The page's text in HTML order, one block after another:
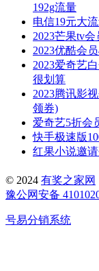
192g流量
电信19元大
2023芒果tv
2023优酷会
2023爱奇艺
很划算
2023腾讯影
领券)
爱奇艺5折会
快手极速版
红果小说邀
© 2024 有奖之家网
豫公网安备
号易分销系统